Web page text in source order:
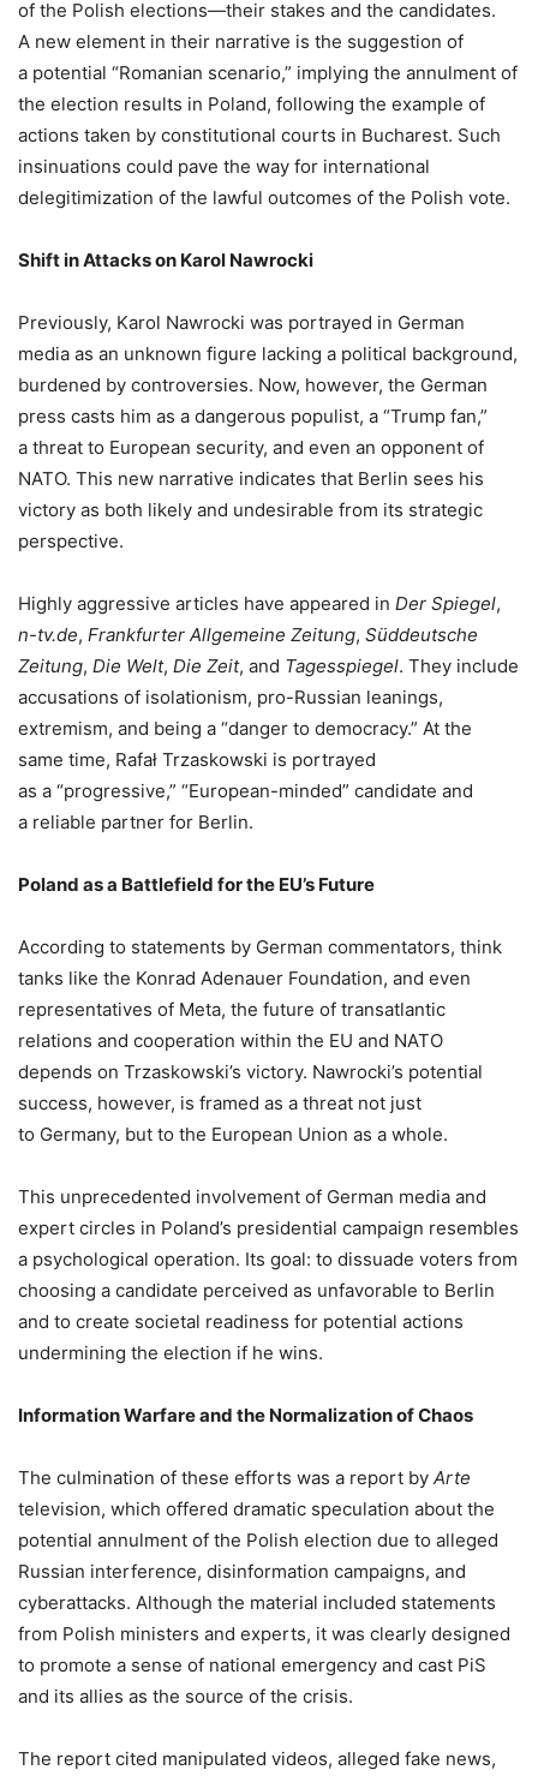
of the Polish elections—their stakes and the candidates.
A new element in their narrative is the suggestion of
a potential “Romanian scenario,” implying the annulment of
the election results in Poland, following the example of
actions taken by constitutional courts in Bucharest. Such
insinuations could pave the way for international
delegitimization of the lawful outcomes of the Polish vote.
Shift in Attacks on Karol Nawrocki
Previously, Karol Nawrocki was portrayed in German
media as an unknown figure lacking a political background,
burdened by controversies. Now, however, the German
press casts him as a dangerous populist, a “Trump fan,”
a threat to European security, and even an opponent of
NATO. This new narrative indicates that Berlin sees his
victory as both likely and undesirable from its strategic
perspective.
Highly aggressive articles have appeared in Der Spiegel,
n-tv.de, Frankfurter Allgemeine Zeitung, Süddeutsche
Zeitung, Die Welt, Die Zeit, and Tagesspiegel. They include
accusations of isolationism, pro-Russian leanings,
extremism, and being a “danger to democracy.” At the
same time, Rafał Trzaskowski is portrayed
as a “progressive,” “European-minded” candidate and
a reliable partner for Berlin.
Poland as a Battlefield for the EU’s Future
According to statements by German commentators, think
tanks like the Konrad Adenauer Foundation, and even
representatives of Meta, the future of transatlantic
relations and cooperation within the EU and NATO
depends on Trzaskowski’s victory. Nawrocki’s potential
success, however, is framed as a threat not just
to Germany, but to the European Union as a whole.
This unprecedented involvement of German media and
expert circles in Poland’s presidential campaign resembles
a psychological operation. Its goal: to dissuade voters from
choosing a candidate perceived as unfavorable to Berlin
and to create societal readiness for potential actions
undermining the election if he wins.
Information Warfare and the Normalization of Chaos
The culmination of these efforts was a report by Arte
television, which offered dramatic speculation about the
potential annulment of the Polish election due to alleged
Russian interference, disinformation campaigns, and
cyberattacks. Although the material included statements
from Polish ministers and experts, it was clearly designed
to promote a sense of national emergency and cast PiS
and its allies as the source of the crisis.
The report cited manipulated videos, alleged fake news,